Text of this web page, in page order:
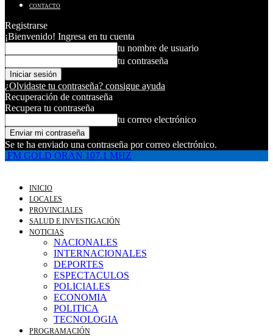
CONTACTO
Registrarse
¡Bienvenido! Ingresa en tu cuenta
tu nombre de usuario
tu contraseña
¿Olvidaste tu contraseña? consigue ayuda
Recuperación de contraseña
Recupera tu contraseña
tu correo electrónico
Se te ha enviado una contraseña por correo electrónico.
FM GOLD ORAN 107.1 MHZ
INICIO
LOCALES
PROVINCIALES
SALUD E INVESTIGACIÓN
NOTICIAS
NACIONALES
INTERNACIONALES
DEPORTES
ESPECTACULOS
POLICIALES
ECONOMIA
POLITICA
TECNOLOGIA
PROGRAMACIÓN